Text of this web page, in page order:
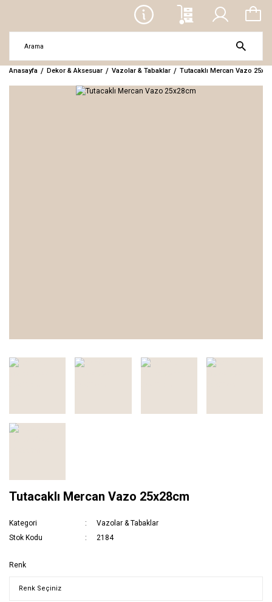
Anasayfa Dekor & Aksesuar Vazolar & Tabaklar Tutacaklı Mercan Vazo
Tutacaklı Mercan Vazo 25x28cm
Kategori
Vazolar & Tabaklar
Stok Kodu
2184
Renk